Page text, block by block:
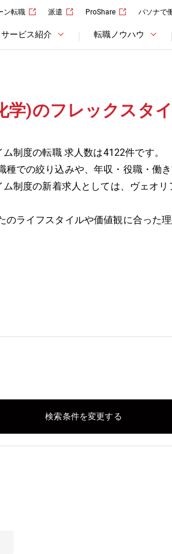
ン転職 派遣 ProShare パソナで
サービス紹介 転職ノウハウ
学)のフレックスタ
制度の転職 求人数は4122件です。
での絞り込みや、年収・役職・働
制度の新着求人としては、ヴェオ
ライフスタイルや価値観に合った
検索条件を変更する